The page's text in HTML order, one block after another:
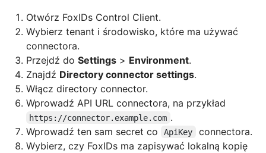
Otwórz FoxIDs Control Client.
Wybierz tenant i środowisko, które ma używać
connectora.
Przejdź do Settings > Environment.
Znajdź Directory connector settings.
Włącz directory connector.
Wprowadź API URL connectora, na przykład
https://connector.example.com .
Wprowadź ten sam secret co
ApiKey
connectora.
Wybierz, czy FoxIDs ma zapisywać lokalną kopię